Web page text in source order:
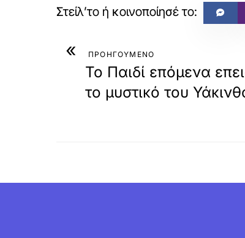
« ΠΡΟΗΓΟΥΜΕΝΟ
Το Παιδί επόμενα
το μυστικό του